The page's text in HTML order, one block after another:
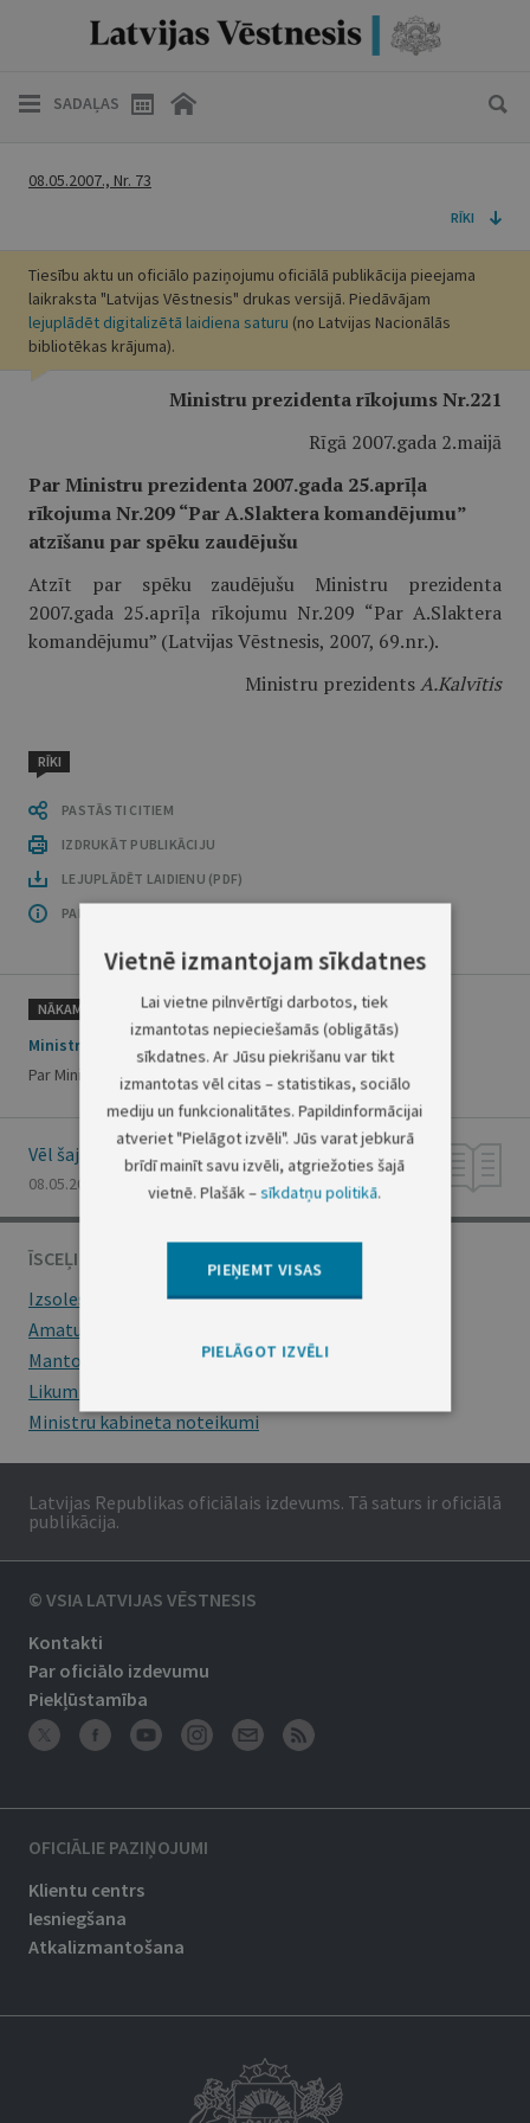
SADAĻAS
08.05.2007., Nr. 73
RĪKI
Tiesību aktu un oficiālo paziņojumu oficiālā publikācija pieejama
laikraksta "Latvijas Vēstnesis" drukas versijā. Piedāvājam
lejuplādēt digitalizētā laidiena saturu (no Latvijas Nacionālās
bibliotēkas krājuma).
Ministru prezidenta rīkojums Nr.221
Rīgā 2007.gada 2.maijā
Par Ministru prezidenta 2007.gada 25.aprīļa
rīkojuma Nr.209 “Par A.Slaktera komandējumu”
atzīšanu par spēku zaudējušu
Atzīt par spēku zaudējušu Ministru prezidenta
2007.gada 25.aprīļa rīkojumu Nr.209 “Par A.Slaktera
komandējumu” (Latvijas Vēstnesis, 2007, 69.nr.).
Ministru prezidentsA.Kalvītis
RĪKI
PASTĀSTI CITIEM
IZDRUKĀT PUBLIKĀCIJU
LEJUPLĀDĒT LAIDIENU (PDF)
PAR OFICIĀLO IZDEVUMU
NĀKAMAIS
Ministru prezidenta rīkojums Nr.222
Par Ministru prezidenta vietas izpildītāja iecelšanu
Vēl šajā numurā
08.05.2007., Nr. 73
ĪSCEĻI
Izsoles
Amatu konkursi
Mantojumu ziņas
Likumi
Ministru kabineta noteikumi
Latvijas Republikas oficiālais izdevums. Tā saturs ir oficiālā
publikācija.
© VSIA LATVIJAS VĒSTNESIS
Kontakti
Par oficiālo izdevumu
Piekļūstamība
OFICIĀLIE PAZIŅOJUMI
Klientu centrs
Iesniegšana
Atkalizmantošana
Vietnē izmantojam sīkdatnes
Lai vietne pilnvērtīgi darbotos, tiek
izmantotas nepieciešamās (obligātās)
sīkdatnes. Ar Jūsu piekrišanu var tikt
izmantotas vēl citas – statistikas, sociālo
mediju un funkcionalitātes. Papildinformācijai
atveriet "Pielāgot izvēli". Jūs varat jebkurā
brīdī mainīt savu izvēli, atgriežoties šajā
vietnē. Plašāk –sīkdatņu politikā.
PIEŅEMT VISAS
PIELĀGOT IZVĒLI